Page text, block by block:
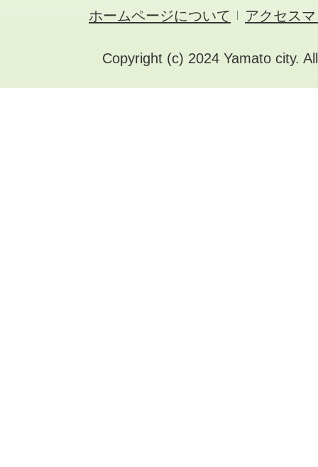
ホームページについて アクセス
Copyright (c) 2024 Yamato city.